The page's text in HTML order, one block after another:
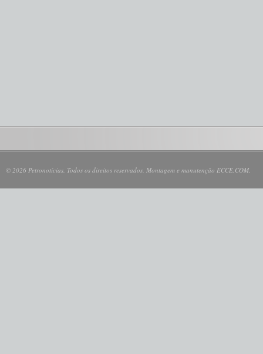
© 2026 Petronotícias. Todos os direitos reservados. Montagem e manutenção ECCE.COM.